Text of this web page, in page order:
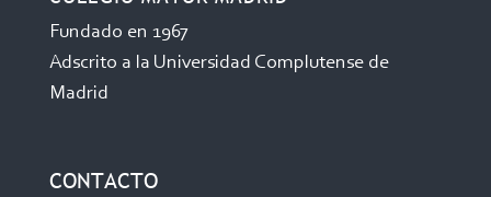
Fundado en 1967
Adscrito a la Universidad Complutense de
Madrid
CONTACTO